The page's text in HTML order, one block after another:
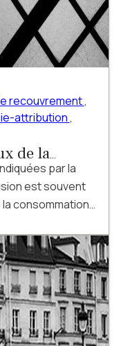
recouvrement,
attribution,
de la
la société
par la
est souvent
consommation
le créancier
ans pour agir